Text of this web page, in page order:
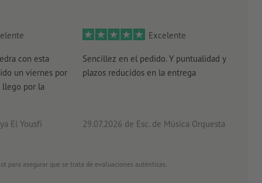
con esta
un viernes por
llego por la
El Yousfi
Excelente
Sencillez en el pedido. Y puntualidad y
plazos reducidos en la entrega
29.07.2026 de Esc. de Música Orquesta
para asegurar que se trata de evaluaciones auténticas.